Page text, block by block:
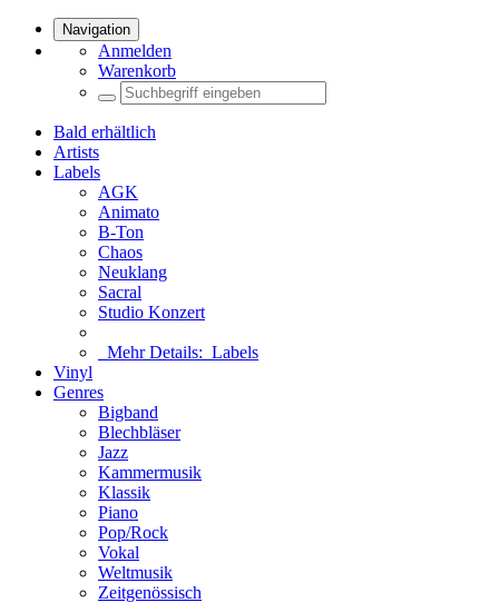
Navigation
Anmelden
Warenkorb
Bald erhältlich
Artists
Labels
AGK
Animato
B-Ton
Chaos
Neuklang
Sacral
Studio Konzert
Mehr Details: Labels
Vinyl
Genres
Bigband
Blechbläser
Jazz
Kammermusik
Klassik
Piano
Pop/Rock
Vokal
Weltmusik
Zeitgenössisch